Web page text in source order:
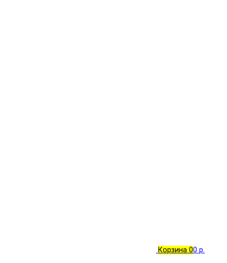
Корзина 00 р.